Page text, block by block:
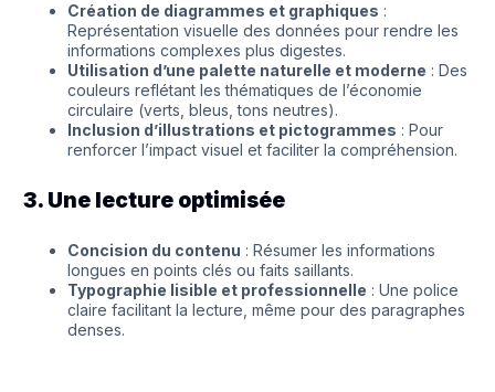
Création de diagrammes et graphiques :
Représentation visuelle des données pour rendre les
informations complexes plus digestes.
Utilisation d’une palette naturelle et moderne : Des
couleurs reflétant les thématiques de l’économie
circulaire (verts, bleus, tons neutres).
Inclusion d’illustrations et pictogrammes : Pour
renforcer l’impact visuel et faciliter la compréhension.
3. Une lecture optimisée
Concision du contenu : Résumer les informations
longues en points clés ou faits saillants.
Typographie lisible et professionnelle : Une police
claire facilitant la lecture, même pour des paragraphes
denses.